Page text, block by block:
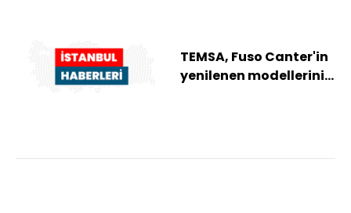
TEMSA, Fuso Canter'in
yenilenen modellerini